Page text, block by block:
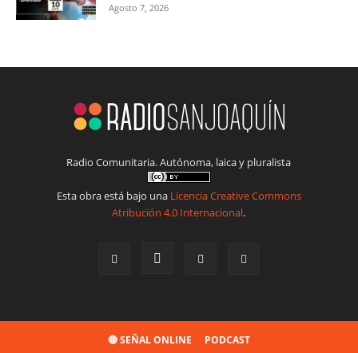
Agosto 7, 2026
Radio Comunitaria. Autónoma, laica y pluralista
Esta obra está bajo una Licencia Creative Commons
Atribución 4.0 Internacional.
🔴 SEÑAL ONLINE PODCAST